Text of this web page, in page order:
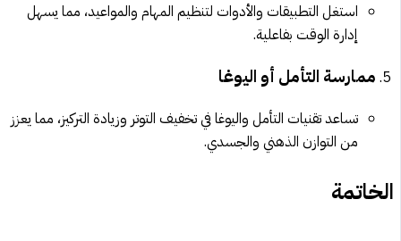
استغل التطبيقات والأدوات لتنظيم المهام والمواعيد، مما يسهل
إدارة الوقت بفاعلية.
ممارسة التأمل أو اليوغا
تساعد تقنيات التأمل واليوغا في تخفيف التوتر وزيادة التركيز، مما يعزز
من التوازن الذهني والجسدي.
الخاتمة